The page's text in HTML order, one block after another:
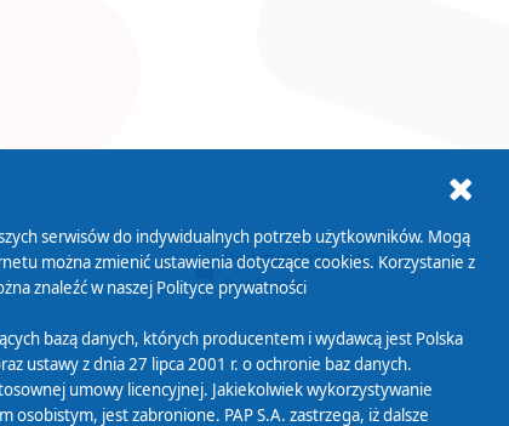
Biuletyn Informacji
Publicznej
serwisów do indywidualnych potrzeb użytkowników. Mogą
można zmienić ustawienia dotyczące cookies. Korzystanie z
znaleźć w naszej Polityce prywatności
bazą danych, których producentem i wydawcą jest Polska
ustawy z dnia 27 lipca 2001 r. o ochronie baz danych.
umowy licencyjnej. Jakiekolwiek wykorzystywanie
jest zabronione. PAP S.A. zastrzega, iż dalsze